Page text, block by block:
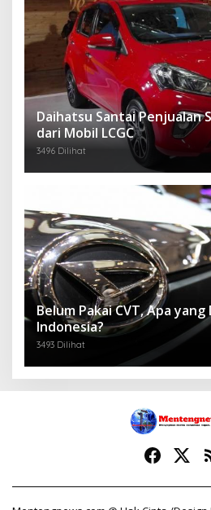
Daihatsu Santai Penjualan
dari Mobil LCGC
3496 Dilihat
Belum Pakai CVT, Apa
Indonesia?
3493 Dilihat